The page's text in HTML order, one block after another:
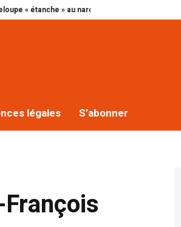
étanche » au narcotrafic ? Cap excellence
légales S’abonner